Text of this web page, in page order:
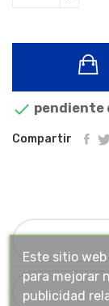
 pendiente
Compartir
Este sitio
para mejorar
publicidad